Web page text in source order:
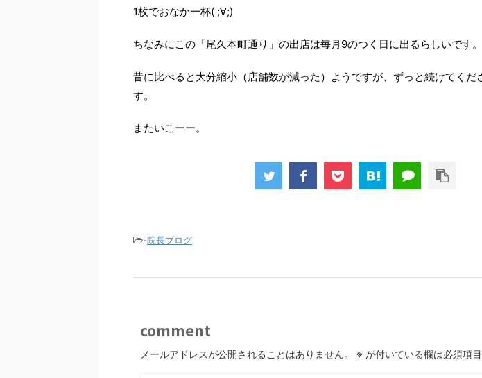
1枚でおなか一杯( ;∀;)
ちなみにこの「尾久本町通り」の出店は毎月9のつく日に出るらしいです。
昔に比べると大分縮小（店舗数が減った）ようですが、ずっと続けてくだ
す。
またいこーー。
-院長ブログ
comment
メールアドレスが公開されることはありません。 ※ が付いている欄は必須項